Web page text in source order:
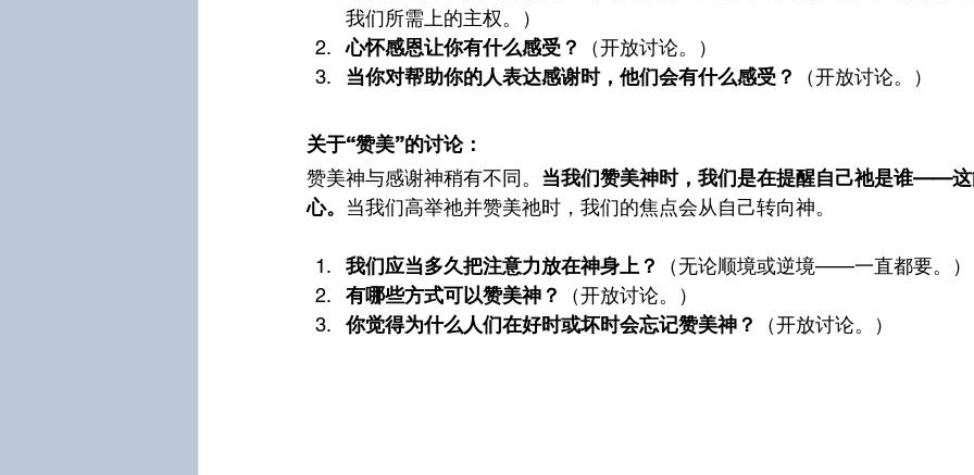
我们所需上的主权。）
心怀感恩让你有什么感受？
（开放讨论。）
当你对帮助你的人表达感谢时，他们会有什么感受？
（开放讨论。）
关于“赞美”的讨论：
赞美神与感谢神稍有不同。 当我们赞美神时，我们是在提醒自己祂是谁——
心。 当我们高举祂并赞美祂时，我们的焦点会从自己转向神。
我们应当多久把注意力放在神身上？
（无论顺境或逆境——一直都要。）
有哪些方式可以赞美神？
（开放讨论。）
你觉得为什么人们在好时或坏时会忘记赞美神？
（开放讨论。）